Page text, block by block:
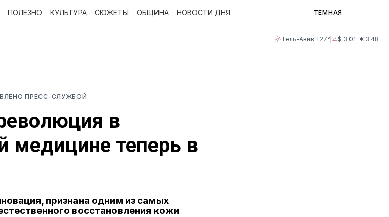
Тель-Авив +27° $ 3.01 · € 3.48
ПОЛЕЗНО КУЛЬТУРА СЮЖЕТЫ ОБЩИНА НОВОСТИ ДНЯ ТЕМНАЯ
ПРЕСС-СЛУЖБОЙ
в
медицине теперь в
признана одним из самых
восстановления кожи